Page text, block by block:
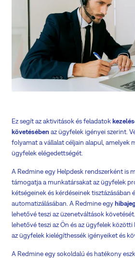
Ez segít az aktivitások és feladatok
követésébenaz ügyfelek igényei szerint.
folyamat a vállalat céljain alapul, amelyek
ügyfelek elégedettségét.
A Redmine egy Helpdesk rendszerként is
támogatja a munkatársakat az ügyfelek
kétségeinek és kérdéseinek tisztázásában
automatizálásában. A Redmine egyhiba
lehetővé teszi az üzenetváltások
lehetővé teszi az Ön és az ügyfelek
az ügyfelek kielégíthessék igényeiket és
A Redmine egy sokoldalú és hatékony